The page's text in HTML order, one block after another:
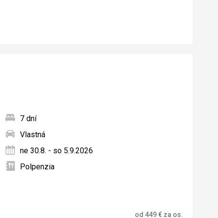
7 dní
Vlastná
ne 30.8. - so 5.9.2026
Polpenzia
od 449€ za os.